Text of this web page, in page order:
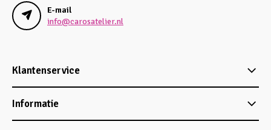
E-mail
info@carosatelier.nl
Klantenservice
Informatie